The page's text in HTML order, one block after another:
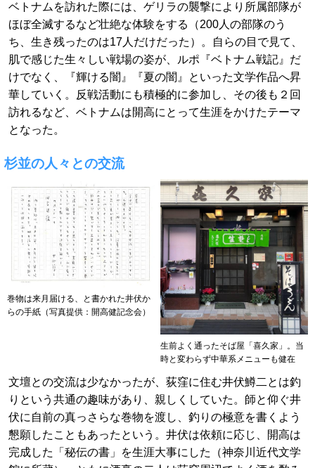
ベトナムを訪れた際には、ゲリラの襲撃により所属部隊が
ほぼ全滅するなど壮絶な体験をする（200人の部隊のう
ち、生き残ったのは17人だけだった）。自らの目で見て、
肌で感じた生々しい戦場の姿が、ルポ『ベトナム戦記』だ
けでなく、『輝ける闇』『夏の闇』といった文学作品へ昇
華していく。反戦活動にも積極的に参加し、その後も２回
訪れるなど、ベトナムは開高にとって生涯をかけたテーマ
となった。
杉並の人々との交流
文壇との交流は少なかったが、荻窪に住む井伏鱒二とは釣
りという共通の趣味があり、親しくしていた。師と仰ぐ井
伏に自前の真っさらな巻物を渡し、釣りの極意を書くよう
懇願したこともあったという。井伏は依頼に応じ、開高は
完成した「秘伝の書」を生涯大事にした（神奈川近代文学
巻物は来月届ける、と書かれた井伏か
らの手紙（写真提供：開高健記念会）
生前よく通ったそば屋「喜久家」。当
時と変わらず中華系メニューも健在